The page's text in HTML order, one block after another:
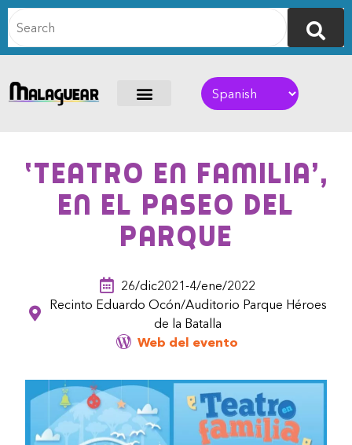
‘Teatro en familia’,
en el Paseo del
Parque
26/dic2021-4/ene/2022
Recinto Eduardo Ocón/Auditorio Parque Héroes
de la Batalla
Web del evento